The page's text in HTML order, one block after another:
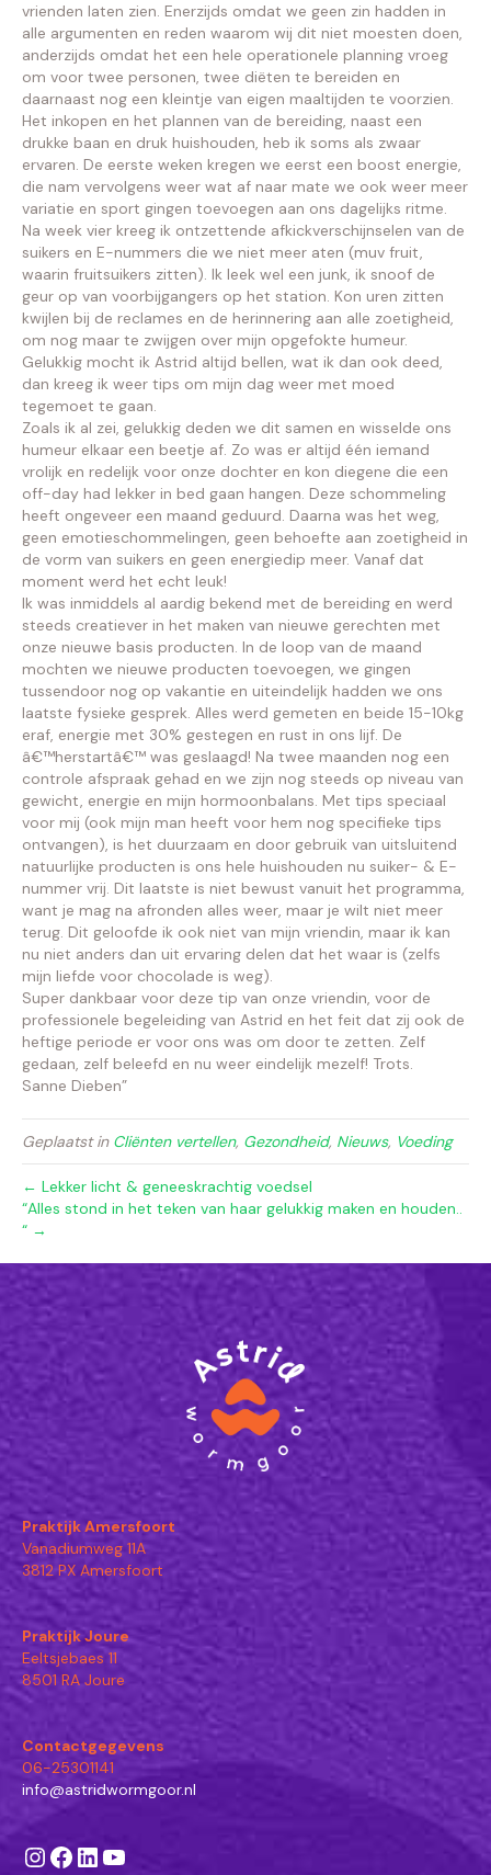
vrienden laten zien. Enerzijds omdat we geen zin hadden in
alle argumenten en reden waarom wij dit niet moesten doen,
anderzijds omdat het een hele operationele planning vroeg
om voor twee personen, twee diëten te bereiden en
daarnaast nog een kleintje van eigen maaltijden te voorzien.
Het inkopen en het plannen van de bereiding, naast een
drukke baan en druk huishouden, heb ik soms als zwaar
ervaren. De eerste weken kregen we eerst een boost energie,
die nam vervolgens weer wat af naar mate we ook weer meer
variatie en sport gingen toevoegen aan ons dagelijks ritme.
Na week vier kreeg ik ontzettende afkickverschijnselen van de
suikers en E-nummers die we niet meer aten (muv fruit,
waarin fruitsuikers zitten). Ik leek wel een junk, ik snoof de
geur op van voorbijgangers op het station. Kon uren zitten
kwijlen bij de reclames en de herinnering aan alle zoetigheid,
om nog maar te zwijgen over mijn opgefokte humeur.
Gelukkig mocht ik Astrid altijd bellen, wat ik dan ook deed,
dan kreeg ik weer tips om mijn dag weer met moed
tegemoet te gaan.
Zoals ik al zei, gelukkig deden we dit samen en wisselde ons
humeur elkaar een beetje af. Zo was er altijd één iemand
vrolijk en redelijk voor onze dochter en kon diegene die een
off-day had lekker in bed gaan hangen. Deze schommeling
heeft ongeveer een maand geduurd. Daarna was het weg,
geen emotieschommelingen, geen behoefte aan zoetigheid in
de vorm van suikers en geen energiedip meer. Vanaf dat
moment werd het echt leuk!
Ik was inmiddels al aardig bekend met de bereiding en werd
steeds creatiever in het maken van nieuwe gerechten met
onze nieuwe basis producten. In de loop van de maand
mochten we nieuwe producten toevoegen, we gingen
tussendoor nog op vakantie en uiteindelijk hadden we ons
laatste fysieke gesprek. Alles werd gemeten en beide 15-10kg
eraf, energie met 30% gestegen en rust in ons lijf. De
â€™herstartâ€™ was geslaagd! Na twee maanden nog een
controle afspraak gehad en we zijn nog steeds op niveau van
gewicht, energie en mijn hormoonbalans. Met tips speciaal
voor mij (ook mijn man heeft voor hem nog specifieke tips
ontvangen), is het duurzaam en door gebruik van uitsluitend
natuurlijke producten is ons hele huishouden nu suiker- & E-
nummer vrij. Dit laatste is niet bewust vanuit het programma,
want je mag na afronden alles weer, maar je wilt niet meer
terug. Dit geloofde ik ook niet van mijn vriendin, maar ik kan
nu niet anders dan uit ervaring delen dat het waar is (zelfs
mijn liefde voor chocolade is weg).
Super dankbaar voor deze tip van onze vriendin, voor de
professionele begeleiding van Astrid en het feit dat zij ook de
heftige periode er voor ons was om door te zetten. Zelf
gedaan, zelf beleefd en nu weer eindelijk mezelf! Trots.
Sanne Dieben”
Geplaatst in Cliënten vertellen, Gezondheid, Nieuws, Voeding
← Lekker licht & geneeskrachtig voedsel
“Alles stond in het teken van haar gelukkig maken en houden..
“ →
Praktijk Amersfoort
Vanadiumweg 11A
3812 PX Amersfoort
Praktijk Joure
Eeltsjebaes 11
8501 RA Joure
Contactgegevens
06-25301141
info@astridwormgoor.nl
Instagram
Facebook
LinkedIn
YouTube